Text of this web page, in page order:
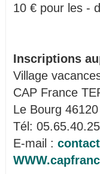
10 € pour les -
Inscriptions
Village
CAP France
Le Bourg
Tél:
E-mail :